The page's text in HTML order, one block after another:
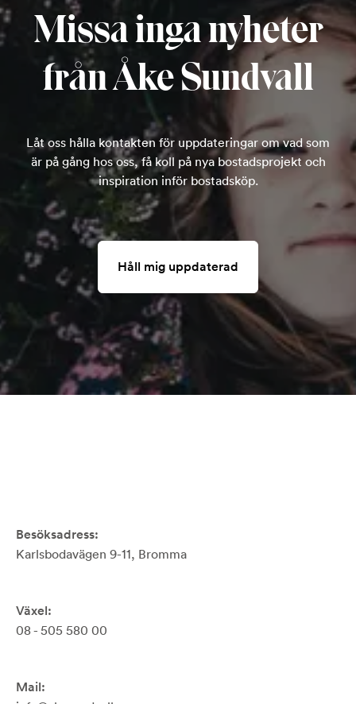
Missa inga nyheter
från Åke Sundvall
Låt oss hålla kontakten för uppdateringar om vad som
är på gång hos oss, få koll på nya bostadsprojekt och
inspiration inför bostadsköp.
Håll mig uppdaterad
Besöksadress:
Karlsbodavägen 9-11, Bromma
Växel:
08 - 505 580 00
Mail: